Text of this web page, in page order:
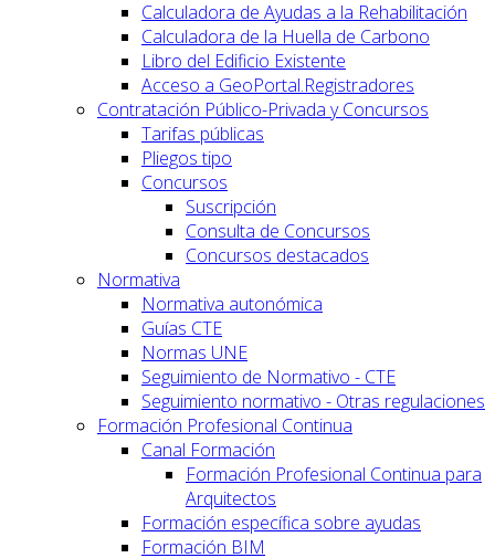
Calculadora de Ayudas a la Rehabilitación
Calculadora de la Huella de Carbono
Libro del Edificio Existente
Acceso a GeoPortal.Registradores
Contratación Público-Privada y Concursos
Tarifas públicas
Pliegos tipo
Concursos
Suscripción
Consulta de Concursos
Concursos destacados
Normativa
Normativa autonómica
Guías CTE
Normas UNE
Seguimiento de Normativo - CTE
Seguimiento normativo - Otras regulaciones
Formación Profesional Continua
Canal Formación
Formación Profesional Continua para
Arquitectos
Formación específica sobre ayudas
Formación BIM